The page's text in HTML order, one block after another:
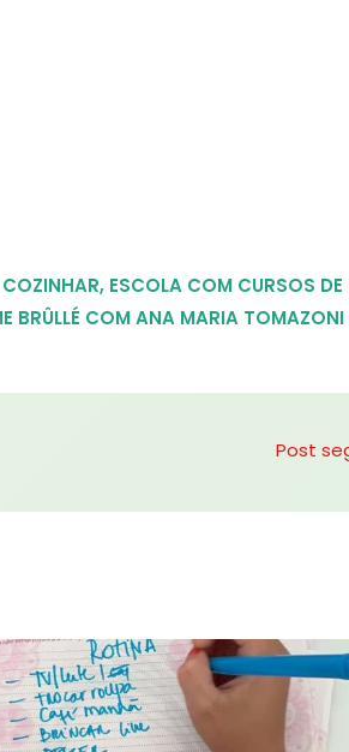
, ESCOLA COM CURSOS DE
BRÛLLÉ COM ANA MARIA TOMAZONI
Post